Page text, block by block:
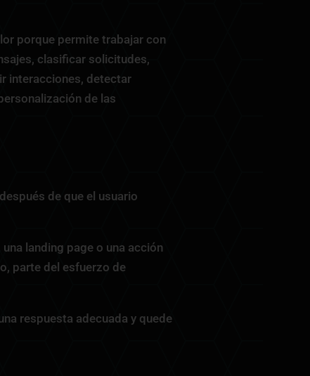
porque permite trabajar con
clasificar solicitudes,
interacciones, detectar
de las
de que el usuario
landing page o una acción
parte del esfuerzo de
respuesta adecuada y quede